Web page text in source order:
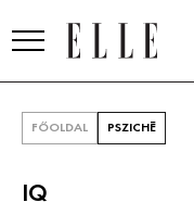
FŐOLDAL PSZICHÉ
IQ